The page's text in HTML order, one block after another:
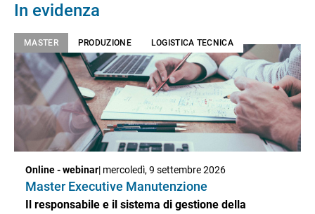
In evidenza
MASTER PRODUZIONE LOGISTICA TECNICA
Online - webinar| mercoledì, 9 settembre 2026
Master Executive Manutenzione
Il responsabile e il sistema di gestione della